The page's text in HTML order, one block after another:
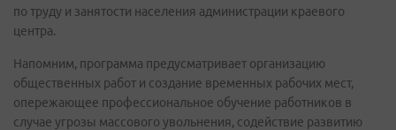
по труду и занятости населения администрации краевого
центра.
Напомним, программа предусматривает организацию
общественных работ и создание временных рабочих мест,
опережающее профессиональное обучение работников в
случае угрозы массового увольнения, содействие развитию